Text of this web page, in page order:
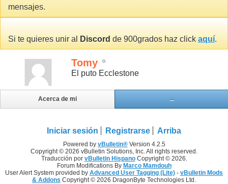
mensajes.
Si te quieres unir al Discord de 900grados haz click aquí.
Tomy
El puto Ecclestone
Acerca de mi ...
Iniciar sesión Registrarse Arriba
Powered by vBulletin®Version 4.2.5
Copyright © 2026 vBulletin Solutions, Inc. All rights reserved.
Traducción por vBulletin HispanoCopyright © 2026.
Forum Modifications By Marco Mamdouh
User Alert System provided by Advanced User Tagging (Lite) - vBulletin Mods
& Addons Copyright © 2026 DragonByte Technologies Ltd.